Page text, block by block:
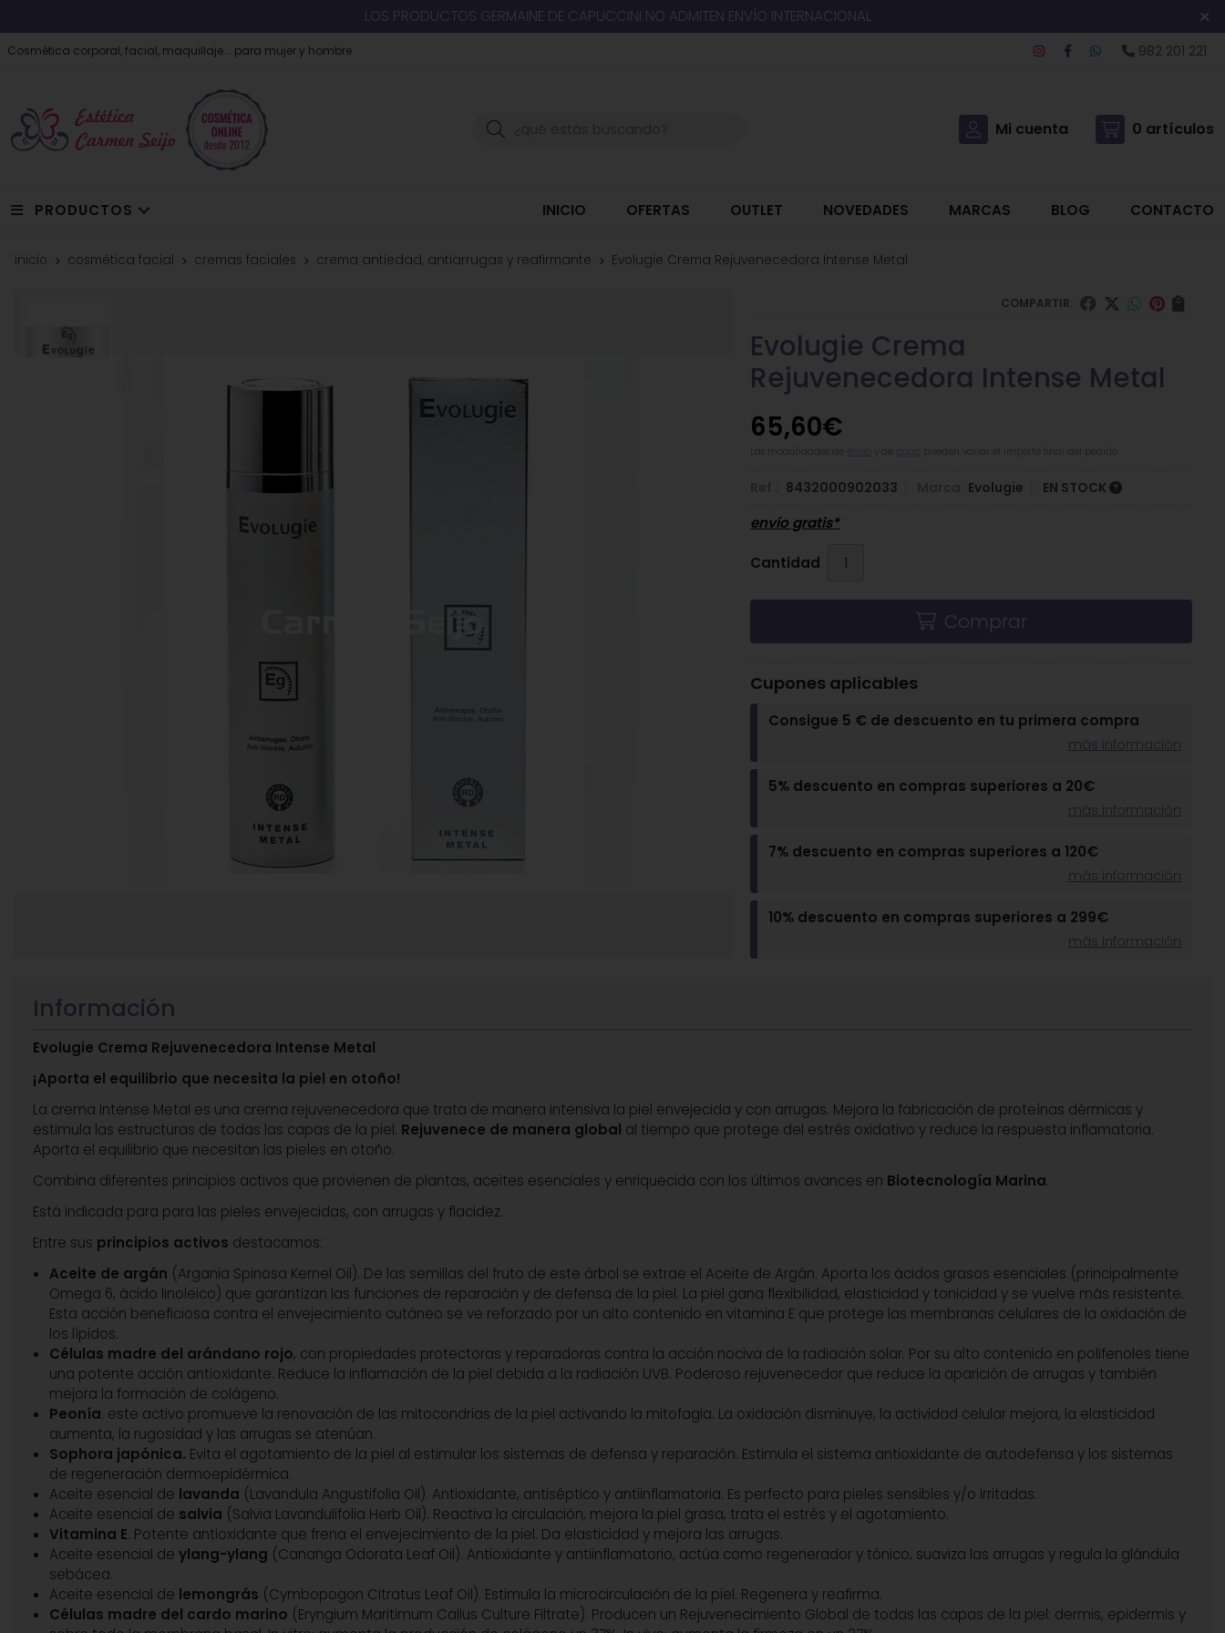
LOS PRODUCTOS GERMAINE DE CAPUCCINI NO ADMITEN ENVÍO INTERNACIONAL
Cosmética corporal, facial, maquillaje... para mujer y hombre 982 201 221
Buscar Mi cuenta 0 artículos
PRODUCTOS INICIO OFERTAS OUTLET NOVEDADES MARCAS BLOG CONTACTO
inicio cosmética facial cremas faciales crema antiedad, antiarrugas y reafirmante Evolugie Crema Rejuvenecedora Intense Metal
COMPARTIR:
Evolugie Crema
Rejuvenecedora Intense Metal
65,60€
pueden variar el importe final del pedido.
8432000902033 Evolugie EN STOCK
envío gratis*
Cantidad
Comprar
Cupones aplicables
Consigue 5 € de descuento en tu primera compra
más información
5% descuento en compras superiores a 20€
más información
7% descuento en compras superiores a 120€
más información
10% descuento en compras superiores a 299€
más información
Información
Evolugie Crema Rejuvenecedora Intense Metal
¡Aporta el equilibrio que necesita la piel en otoño!
La crema Intense Metal es una crema rejuvenecedora que trata de manera intensiva la piel envejecida y con arrugas. Mejora la fabricación de proteínas dérmicas y
estimula las estructuras de todas las capas de la piel. Rejuvenece de manera global al tiempo que protege del estrés oxidativo y reduce la respuesta inflamatoria.
Aporta el equilibrio que necesitan las pieles en otoño.
Combina diferentes principios activos que provienen de plantas, aceites esenciales y enriquecida con los últimos avances en Biotecnología Marina.
Está indicada para para las pieles envejecidas, con arrugas y flacidez.
Entre sus principios activos destacamos:
Aceite de argán (Argania Spinosa Kernel Oil). De las semillas del fruto de este árbol se extrae el Aceite de Argán. Aporta los ácidos grasos esenciales (principalmente
Omega 6, ácido linoleico) que garantizan las funciones de reparación y de defensa de la piel. La piel gana flexibilidad, elasticidad y tonicidad y se vuelve más resistente.
Esta acción beneficiosa contra el envejecimiento cutáneo se ve reforzado por un alto contenido en vitamina E que protege las membranas celulares de la oxidación de
los lípidos.
Células madre del arándano rojo, con propiedades protectoras y reparadoras contra la acción nociva de la radiación solar. Por su alto contenido en polifenoles tiene
una potente acción antioxidante. Reduce la inflamación de la piel debida a la radiación UVB. Poderoso rejuvenecedor que reduce la aparición de arrugas y también
mejora la formación de colágeno.
Peonía. este activo promueve la renovación de las mitocondrias de la piel activando la mitofagia. La oxidación disminuye, la actividad celular mejora, la elasticidad
aumenta, la rugosidad y las arrugas se atenúan.
Sophora japónica. Evita el agotamiento de la piel al estimular los sistemas de defensa y reparación. Estimula el sistema antioxidante de autodefensa y los sistemas
de regeneración dermoepidérmica.
Aceite esencial de lavanda (Lavandula Angustifolia Oil). Antioxidante, antiséptico y antiinflamatoria. Es perfecto para pieles sensibles y/o irritadas.
Aceite esencial de salvia (Salvia Lavandulifolia Herb Oil). Reactiva la circulación, mejora la piel grasa, trata el estrés y el agotamiento.
Vitamina E. Potente antioxidante que frena el envejecimiento de la piel. Da elasticidad y mejora las arrugas.
Aceite esencial de ylang-ylang (Cananga Odorata Leaf Oil). Antioxidante y antiinflamatorio, actúa como regenerador y tónico, suaviza las arrugas y regula la glándula
sebácea.
Aceite esencial de lemongrás (Cymbopogon Citratus Leaf Oil). Estimula la microcirculación de la piel. Regenera y reafirma.
Células madre del cardo marino (Eryngium Maritimum Callus Culture Filtrate). Producen un Rejuvenecimiento Global de todas las capas de la piel: dermis, epidermis y